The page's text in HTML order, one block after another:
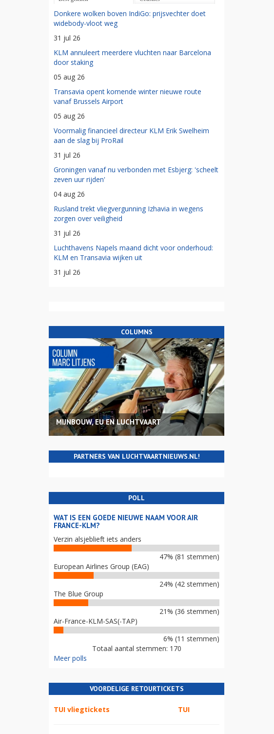
Donkere wolken boven IndiGo: prijsvechter doet
widebody-vloot weg
31 jul 26
KLM annuleert meerdere vluchten naar Barcelona
door staking
05 aug 26
Transavia opent komende winter nieuwe route
vanaf Brussels Airport
05 aug 26
Voormalig financieel directeur KLM Erik Swelheim
aan de slag bij ProRail
31 jul 26
Groningen vanaf nu verbonden met Esbjerg: 'scheelt
zeven uur rijden'
04 aug 26
Rusland trekt vliegvergunning Izhavia in wegens
zorgen over veiligheid
31 jul 26
Luchthavens Napels maand dicht voor onderhoud:
KLM en Transavia wijken uit
31 jul 26
COLUMNS
MIJNBOUW, EU EN LUCHTVAART
PARTNERS VAN LUCHTVAARTNIEUWS.NL!
POLL
WAT IS EEN GOEDE NIEUWE NAAM VOOR AIR
FRANCE-KLM?
Verzin alsjeblieft iets anders
47% (81 stemmen)
European Airlines Group (EAG)
24% (42 stemmen)
The Blue Group
21% (36 stemmen)
Air-France-KLM-SAS(-TAP)
6% (11 stemmen)
Totaal aantal stemmen: 170
Meer polls
VOORDELIGE RETOURTICKETS
TUI vliegtickets TUI